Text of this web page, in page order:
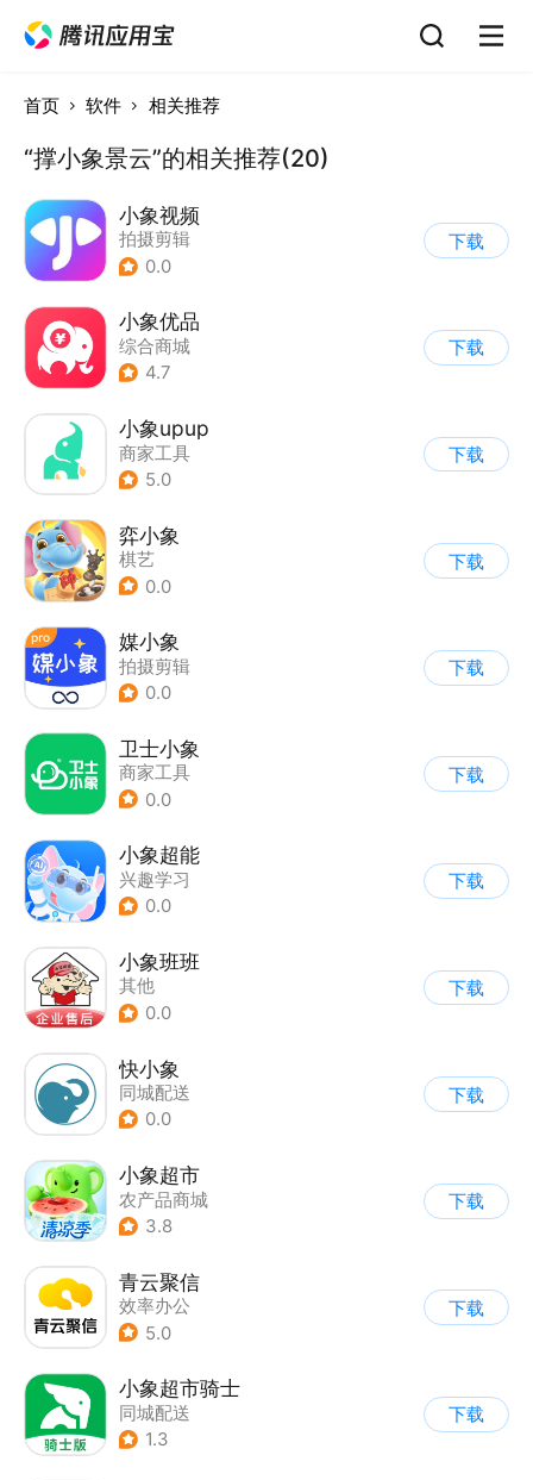
首页 软件 相关推荐
“撑小象景云”的相关推荐(20)
小象视频
拍摄剪辑
0.0
下载
小象优品
综合商城
4.7
下载
小象upup
商家工具
5.0
下载
弈小象
棋艺
0.0
下载
媒小象
拍摄剪辑
0.0
下载
卫士小象
商家工具
0.0
下载
小象超能
兴趣学习
0.0
下载
小象班班
其他
0.0
下载
快小象
同城配送
0.0
下载
小象超市
农产品商城
3.8
下载
青云聚信
效率办公
5.0
下载
小象超市骑士
同城配送
1.3
下载